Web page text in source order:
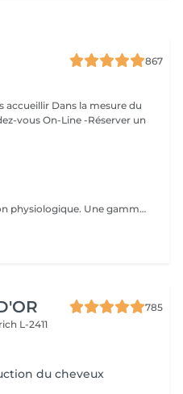
867
la mesure du
vous On-Line -Réserver un
La réponse à la perte de cheveux non physiologique. Une gamme spéciale de produits dédiée à la chute non physiologique des cheveux. Les produits CURA RIATTIVA contrecarrent la chute des cheveux et stimulent les cheveux. repousse naturellement. Des essences pures de fleurs et de plantes comme une sélection d'Huiles Essentielles font le reste, pour donner aux clients une sensation d'énergie fraîche et agréable.
785
L-2411
du cheveux